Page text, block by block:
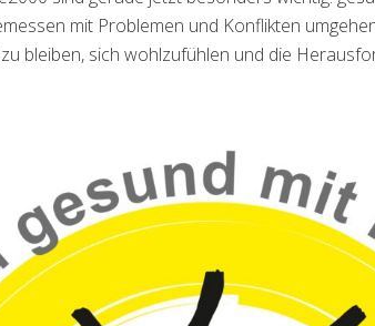
mit Problemen und Konflikten
bleiben, sich wohlzufühlen und die